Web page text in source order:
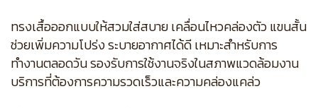
ทรงเสื้อออกแบบให้สวมใส่สบาย เคลื่อนไหวคล่องตัว แขนสั้น
ช่วยเพิ่มความโปร่ง ระบายอากาศได้ดี เหมาะสำหรับการ
ทำงานตลอดวัน รองรับการใช้งานจริงในสภาพแวดล้อมงาน
บริการที่ต้องการความรวดเร็วและความคล่องแคล่ว